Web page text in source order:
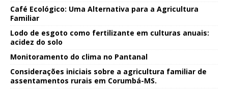
Café Ecológico: Uma Alternativa para a Agricultura
Familiar
Lodo de esgoto como fertilizante em culturas anuais:
acidez do solo
Monitoramento do clima no Pantanal
Considerações iniciais sobre a agricultura familiar de
assentamentos rurais em Corumbá-MS.